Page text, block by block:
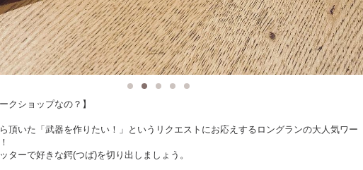
クショップなの？】
頂いた「武器を作りたい！」というリクエストにお応えするロングランの大人気ワー
ターで好きな鍔(つば)を切り出しましょう。